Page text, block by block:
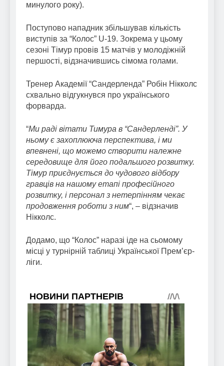
минулого року).
Поступово нападник збільшував кількість
виступів за “Колос” U-19. Зокрема у цьому
сезоні Тімур провів 15 матчів у молодіжній
першості, відзначившись сімома голами.
Тренер Академії “Сандерленда” Робін Нікколс
схвально відгукнувся про українського
форварда.
“Ми раді вітати Тимура в “Сандерленді”. У
ньому є захоплююча перспектива, і ми
впевнені, що можемо створити належне
середовище для його подальшого розвитку.
Тімур приєднується до чудового відбору
гравців на нашому етапі професійного
розвитку, і персонал з нетерпінням чекає
продовження роботи з ним“, – відзначив
Нікколс.
Додамо, що “Колос” наразі іде на сьомому
місці у турнірній таблиці Української Прем’єр-
ліги.